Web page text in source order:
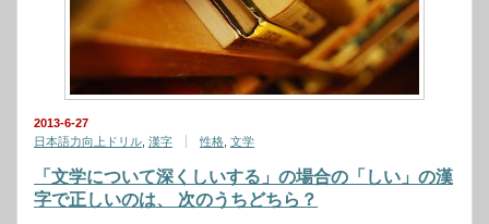
2013-6-27
日本語力向上ドリル 漢字 性格 文学
「文学について深くしいする」の場合の「しい」の漢
字で正しいのは、 次のうちどちら？